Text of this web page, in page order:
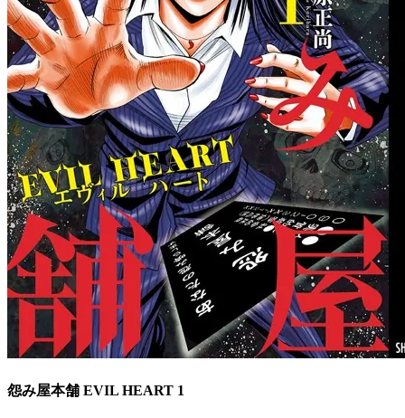
怨み屋本舗 EVIL HEART 1